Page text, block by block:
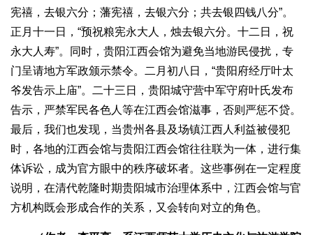
宪禧，去银六分；藩宪禧，去银六分；共去银四钱八分”。
正月十一日，“预祝粮宪永大人，烛去银六分。十二日，祝
永大人寿”。同时，贵阳江西会馆为避免当地游民侵扰，专
门呈请地方军政颁示禁令。二月初八日，“贵阳府经厅叶太
爷发告示上庙”。二十三日，贵阳城守营中军守府叶氏发布
告示，严禁军民各色人等在江西会馆滋事，否则严惩不贷。
最后，我们也发现，当贵州各县及场镇江西人利益被侵犯
时，各地的江西会馆与贵阳江西会馆往往联为一体，进行集
体诉讼，成为官方眼中的秩序破坏者。这些事例在一定程度
说明，在清代乾隆时期贵阳城市治理体系中，江西会馆与官
方机构既会形成合作的关系，又会转向对立的角色。